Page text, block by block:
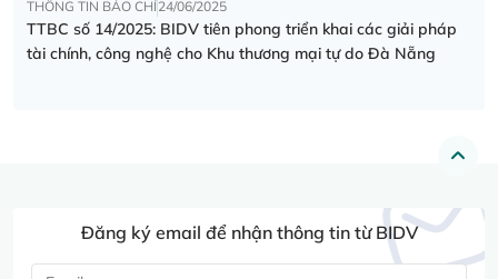
THÔNG TIN BÁO CHÍ24/06/2025
TTBC số 14/2025: BIDV tiên phong triển khai các giải pháp
tài chính, công nghệ cho Khu thương mại tự do Đà Nẵng
Đăng ký email để nhận thông tin từ BIDV